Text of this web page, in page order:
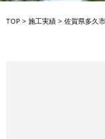
TOP> 施工実績> 佐賀県多久